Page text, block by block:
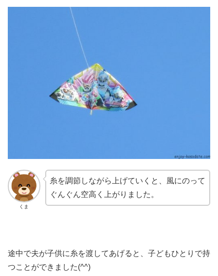
くま
糸を調節しながら上げていくと、風にのって
ぐんぐん空高く上がりました。
途中で夫が子供に糸を渡してあげると、子どもひとりで持
つことができました(^^)